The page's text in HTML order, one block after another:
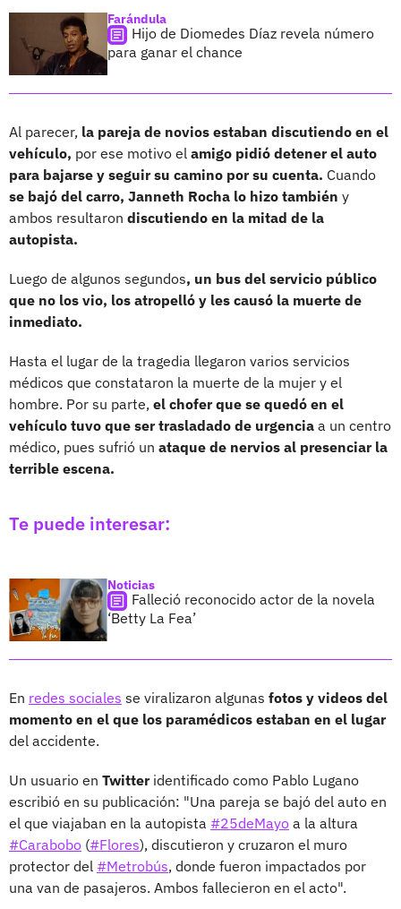
Farándula
Hijo de Diomedes Díaz revela número
para ganar el chance
Al parecer, la pareja de novios estaban discutiendo en el
vehículo, por ese motivo el amigo pidió detener el auto
para bajarse y seguir su camino por su cuenta. Cuando
se bajó del carro, Janneth Rocha lo hizo también y
ambos resultaron discutiendo en la mitad de la
autopista.
Luego de algunos segundos, un bus del servicio público
que no los vio, los atropelló y les causó la muerte de
inmediato.
Hasta el lugar de la tragedia llegaron varios servicios
médicos que constataron la muerte de la mujer y el
hombre. Por su parte, el chofer que se quedó en el
vehículo tuvo que ser trasladado de urgencia a un centro
médico, pues sufrió un ataque de nervios al presenciar la
terrible escena.
Te puede interesar:
Noticias
Falleció reconocido actor de la novela
‘Betty La Fea’
En redes sociales se viralizaron algunas fotos y videos del
momento en el que los paramédicos estaban en el lugar
del accidente.
Un usuario en Twitter identificado como Pablo Lugano
escribió en su publicación: "Una pareja se bajó del auto en
el que viajaban en la autopista #25deMayo a la altura
#Carabobo (#Flores), discutieron y cruzaron el muro
protector del #Metrobús, donde fueron impactados por
una van de pasajeros. Ambos fallecieron en el acto".